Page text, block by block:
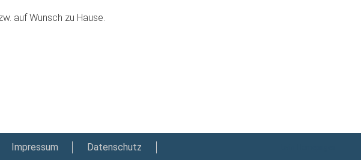
auf Wunsch zu Hause.
Impressum Datenschutz